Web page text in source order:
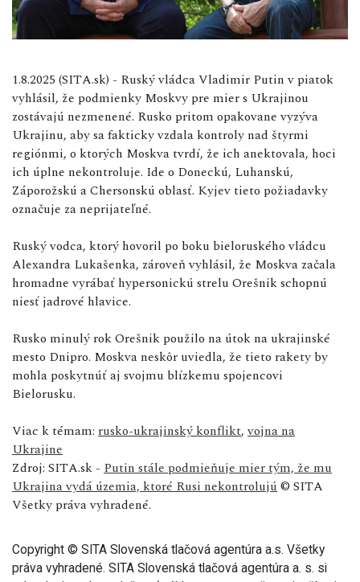
1.8.2025 (SITA.sk) - Ruský vládca Vladimir Putin v piatok
vyhlásil, že podmienky Moskvy pre mier s Ukrajinou
zostávajú nezmenené. Rusko pritom opakovane vyzýva
Ukrajinu, aby sa fakticky vzdala kontroly nad štyrmi
regiónmi, o ktorých Moskva tvrdí, že ich anektovala, hoci
ich úplne nekontroluje. Ide o Doneckú, Luhanskú,
Záporožskú a Chersonskú oblasť. Kyjev tieto požiadavky
označuje za neprijateľné.
Ruský vodca, ktorý hovoril po boku bieloruského vládcu
Alexandra Lukašenka, zároveň vyhlásil, že Moskva začala
hromadne vyrábať hypersonickú strelu Orešnik schopnú
niesť jadrové hlavice.
Rusko minulý rok Orešnik použilo na útok na ukrajinské
mesto Dnipro. Moskva neskôr uviedla, že tieto rakety by
mohla poskytnúť aj svojmu blízkemu spojencovi
Bielorusku.
Viac k témam: rusko-ukrajinský konflikt,vojna na
Ukrajine
Zdroj: SITA.sk - Putin stále podmieňuje mier tým, že mu
Ukrajina vydá územia, ktoré Rusi nekontrolujú © SITA
Všetky práva vyhradené.
Copyright © SITA Slovenská tlačová agentúra a.s. Všetky
práva vyhradené. SITA Slovenská tlačová agentúra a. s. si